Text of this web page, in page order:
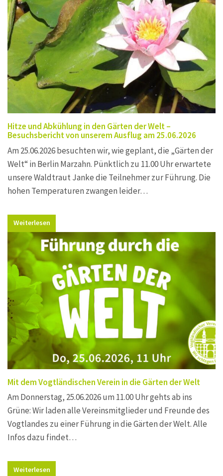
Hitze und Abkühlung in den Gärten der Welt –
Besuchsbericht von unserem Ausflug am 25.06.2026
Am 25.06.2026 besuchten wir, wie geplant, die „Gärten der
Welt“ in Berlin Marzahn. Pünktlich zu 11.00 Uhr erwartete
unsere Waldtraut Janke die Teilnehmer zur Führung. Die
hohen Temperaturen zwangen leider…
Weiterlesen
Mit dem Vogtländischen Verein in die Gärten der Welt
Am Donnerstag, 25.06.2026 um 11.00 Uhr gehts ab ins
Grüne: Wir laden alle Vereinsmitglieder und Freunde des
Vogtlandes zu einer Führung in die Gärten der Welt. Alle
Infos dazu findet…
Weiterlesen